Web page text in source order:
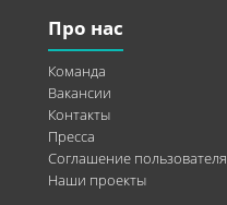
Про нас
Команда
Вакансии
Контакты
Пресса
Соглашение пользователя
Наши проекты